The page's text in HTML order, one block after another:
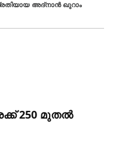
അദ്നാൻ ഖുറാം
250 മുതൽ